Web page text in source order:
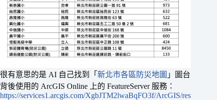
很有意思的是 AI 自己找到「 新北市各區防災地圖 」圖台
背後使用的 ArcGIS Online 上的 FeatureServer 服務：
https://services1.arcgis.com/XgbJTM2lwaBqFO3f/ArcGIS/res